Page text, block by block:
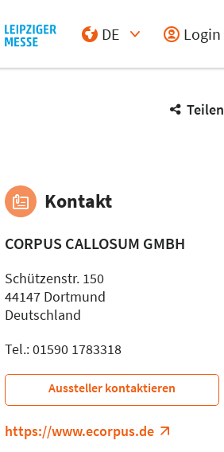
DE
Login
Teilen
Kontakt
CORPUS CALLOSUM GMBH
Schützenstr. 150
44147 Dortmund
Deutschland
Tel.: 01590 1783318
Aussteller kontaktieren
https://www.ecorpus.de